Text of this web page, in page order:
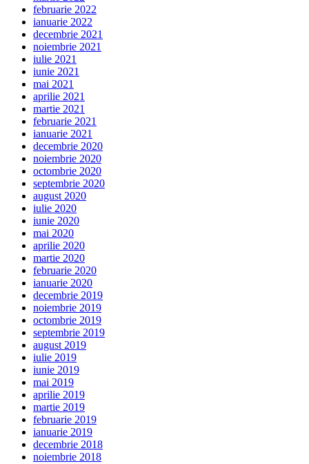
februarie 2022
ianuarie 2022
decembrie 2021
noiembrie 2021
iulie 2021
iunie 2021
mai 2021
aprilie 2021
martie 2021
februarie 2021
ianuarie 2021
decembrie 2020
noiembrie 2020
octombrie 2020
septembrie 2020
august 2020
iulie 2020
iunie 2020
mai 2020
aprilie 2020
martie 2020
februarie 2020
ianuarie 2020
decembrie 2019
noiembrie 2019
octombrie 2019
septembrie 2019
august 2019
iulie 2019
iunie 2019
mai 2019
aprilie 2019
martie 2019
februarie 2019
ianuarie 2019
decembrie 2018
noiembrie 2018